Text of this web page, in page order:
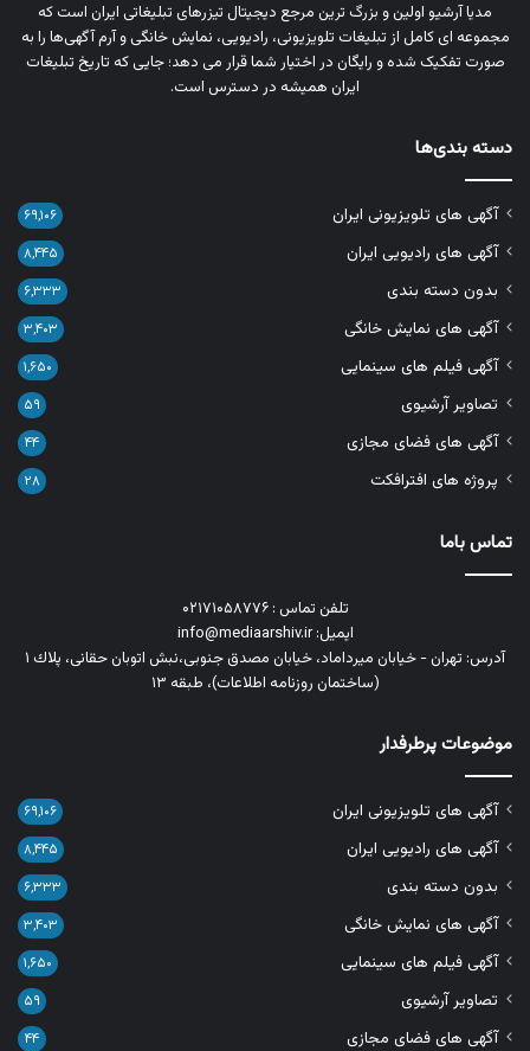
مدیا آرشیو اولین و بزرگ‌ ترین مرجع دیجیتال تیزرهای تبلیغاتی ایران است که
مجموعه‌ ای کامل از تبلیغات تلویزیونی، رادیویی، نمایش خانگی و آرم‌ آگهی‌ها را به‌
صورت تفکیک‌ شده و رایگان در اختیار شما قرار می‌ دهد؛ جایی که تاریخ تبلیغات
ایران همیشه در دسترس است.
دسته بندی‌ها
آگهی های تلویزیونی ایران ۶۹,۱۰۶
آگهی های رادیویی ایران ۸,۴۴۵
بدون دسته بندی ۶,۳۳۳
آگهی های نمایش خانگی ۳,۴۰۳
آگهی فیلم های سینمایی ۱,۶۵۰
تصاویر آرشیوی ۵۹
آگهی های فضای مجازی ۴۴
پروژه های افترافکت ۲۸
تماس باما
تلفن تماس : ۰۲۱۷۱۰۵۸۷۷۶
ایمیل: info@mediaarshiv.ir
آدرس: تهران - خیابان میرداماد، خیابان مصدق جنوبی،نبش اتوبان حقانی، پلاك ١
(ساختمان روزنامه اطلاعات)، طبقه ۱۳
موضوعات پرطرفدار
آگهی های تلویزیونی ایران ۶۹,۱۰۶
آگهی های رادیویی ایران ۸,۴۴۵
بدون دسته بندی ۶,۳۳۳
آگهی های نمایش خانگی ۳,۴۰۳
آگهی فیلم های سینمایی ۱,۶۵۰
تصاویر آرشیوی ۵۹
آگهی های فضای مجازی ۴۴